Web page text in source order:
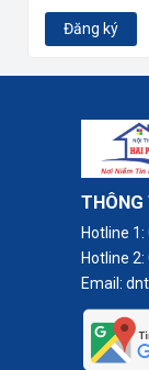
Đăng ký
THÔNG
Hotline 1:
Hotline 2:
Email: